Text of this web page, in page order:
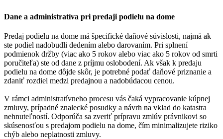
Dane a administratíva pri predaji podielu na dome
Predaj podielu na dome má špecifické daňové súvislosti, najmä ak
ste podiel nadobudli dedením alebo darovaním. Pri splnení
podmienok držby (viac ako 5 rokov alebo viac ako 5 rokov od smrti
poručiteľa) ste od dane z príjmu oslobodení. Ak však k predaju
podielu na dome dôjde skôr, je potrebné podať daňové priznanie a
zdaniť rozdiel medzi predajnou a nadobúdacou cenou.
V rámci administratívneho procesu vás čaká vypracovanie kúpnej
zmluvy, prípadné znalecké posudky a návrh na vklad do katastra
nehnuteľností. Odporúča sa zveriť prípravu zmlúv právnikovi so
skúsenosťou s predajom podielu na dome, čím minimalizujete riziko
chýb alebo neplatnosti zmluvy.